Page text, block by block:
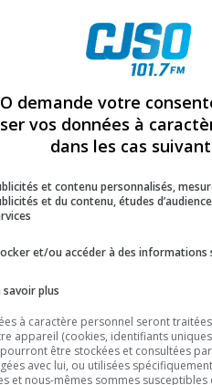
son
»
David Jalbert
disque 5 avec
Il y a 9 ans
demande votre
vos données à
dans les cas
et contenu personnalisés,
et du contenu, études
et/ou accéder à des informations
savoir plus
à caractère personnel seront
appareil (cookies, identifiants
être stockées et consultées
avec lui, ou utilisées
et nous-mêmes sommes